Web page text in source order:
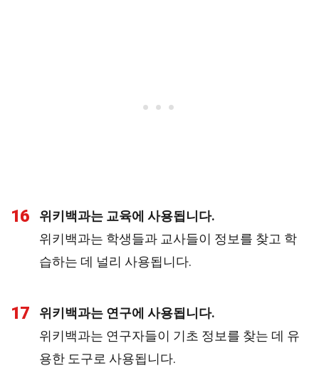
16
위키백과는 교육에 사용됩니다.
위키백과는 학생들과 교사들이 정보를 찾고 학
습하는 데 널리 사용됩니다.
17
위키백과는 연구에 사용됩니다.
위키백과는 연구자들이 기초 정보를 찾는 데 유
용한 도구로 사용됩니다.